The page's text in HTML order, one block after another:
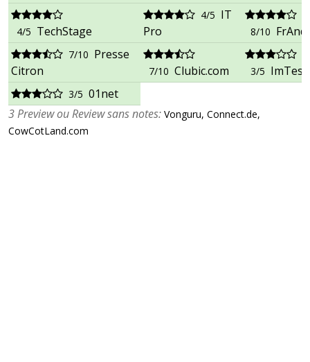
4/5 TechStage
4/5 IT
Pro
8/10
7/10 Presse
Citron
7/10 Clubic.com 3/5 ImTest
3/5 01net
3 Preview ou Review sans notes: Vonguru, Connect.de,
CowCotLand.com